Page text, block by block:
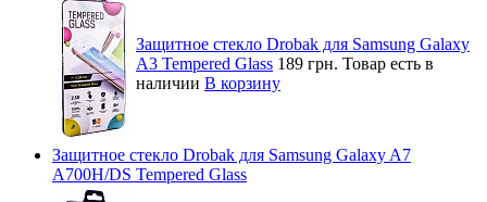
Защитное стекло Drobak для Samsung Galaxy
A3 Tempered Glass 189 грн. Товар есть в
наличии В корзину
Защитное стекло Drobak для Samsung Galaxy A7
A700H/DS Tempered Glass